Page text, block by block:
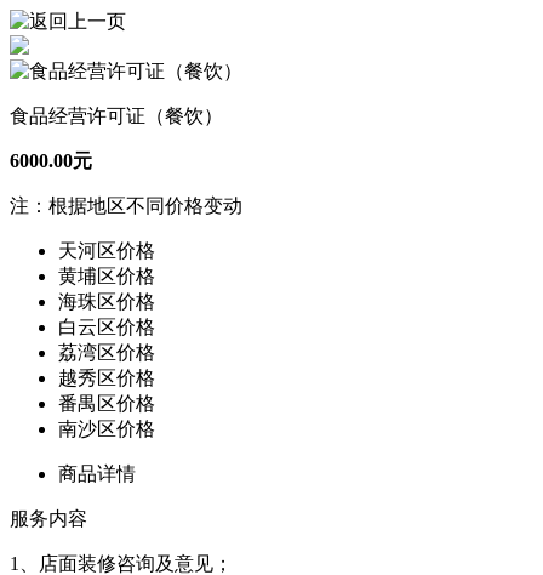
食品经营许可证（餐饮）
6000.00元
注：根据地区不同价格变动
天河区价格
黄埔区价格
海珠区价格
白云区价格
荔湾区价格
越秀区价格
番禺区价格
南沙区价格
商品详情
服务内容
1、店面装修咨询及意见；